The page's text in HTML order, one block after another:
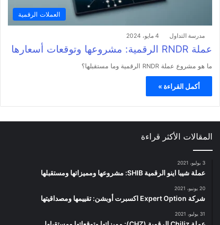
العملات الرقمية
مدرسة التداول 4 مايو، 2024
عملة RNDR الرقمية: مشروعها وتوقعات أسعارها
ما هو مشروع عملة RNDR الرقمية وما مستقبلها؟
أكمل القراءة »
المقالات الأكثر قراءة
3 يوليو، 2021
عملة شيبا اينو الرقمية SHIB: مشروعها ومميزاتها ومستقبلها
20 يونيو، 2021
شركة Expert Option اكسبرت أوبشن: تقييمها ومصداقيتها
31 يوليو، 2021